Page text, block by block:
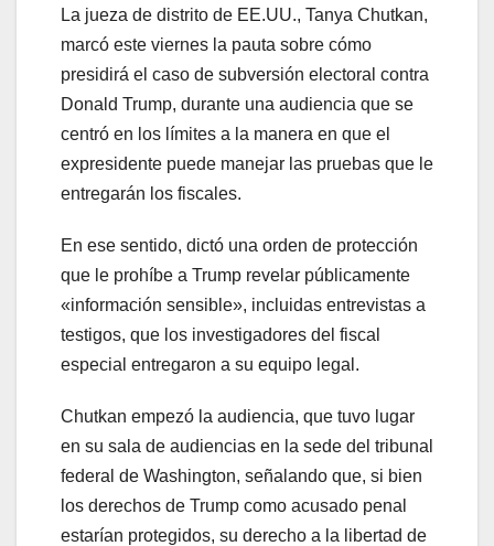
La jueza de distrito de EE.UU., Tanya Chutkan,
marcó este viernes la pauta sobre cómo
presidirá el caso de subversión electoral contra
Donald Trump, durante una audiencia que se
centró en los límites a la manera en que el
expresidente puede manejar las pruebas que le
entregarán los fiscales.
En ese sentido, dictó una orden de protección
que le prohíbe a Trump revelar públicamente
«información sensible», incluidas entrevistas a
testigos, que los investigadores del fiscal
especial entregaron a su equipo legal.
Chutkan empezó la audiencia, que tuvo lugar
en su sala de audiencias en la sede del tribunal
federal de Washington, señalando que, si bien
los derechos de Trump como acusado penal
estarían protegidos, su derecho a la libertad de